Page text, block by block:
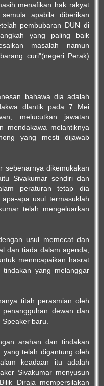
menafikan hak rakyat
apabila diberikan
pembubaran DUN di
yang paling baik
masalah namun
curi"(negeri Perak)
bahawa dia adalah
dlantik pada 7 Mei
melucutkan jawatan
mendakawa melantiknya
yang mesti dijawab
sebenarnya dikemukakan
Sivakumar sendiri dan
peraturan tetap dia
apa usul termasuklah
telah mengeluarkan
usul memecat dan
dan tiada dalam agenda,
menncapaikan hasrat
yang melanggar
titah perasmian oleh
dewan dan
baru.
arahan dan tindakan
yang telah digantung oleh
keadaan itu adalah
Sivakumar menyusun
Diraja mempersilakan